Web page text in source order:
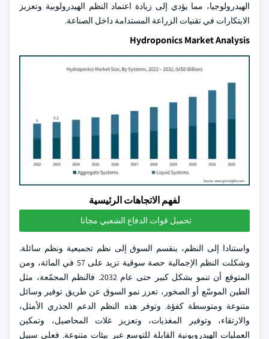
الهيدرولوجيا، مما يؤدي إلى زيادة اعتماد النظم الهيدرولوبية وتعزيز
الابتكارات في تقنيات الزراعة المستدامة داخل الصناعة.
Hydroponics Market Analysis
لفهم الاتجاهات الرئيسية
تحميل قوات الدفاع الشعبي مجانا
واستنادا إلى النظم، ينقسم السوق إلى نظم تجميعية ونظم سائلة.
وشكلت النظم الإجمالية حصة سوقية تزيد على 57 في المائة، ومن
المتوقع أن تنمو بشكل كبير حتى عام 2032. فالنظم المجمّعة، مثل
الطين الموسّع أو الصخور، تعزز نمو السوق عن طريق توفير وسائل
متنوعة ومتوسطة كفؤة. وتوفر هذه النظم الدعم الجذري الأمثل،
والارتقاء، وتوفير المغذيات، وتعزيز غلات المحاصيل، وتمكين
العمليات الهيدروبونية القابلة للتوسع عبر بيئات متنوعة. فعلى سبيل